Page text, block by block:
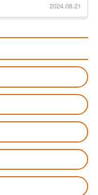
2024.08.21